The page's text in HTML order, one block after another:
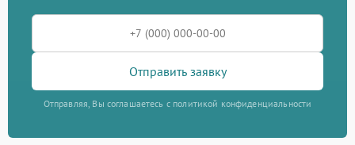
Отправить заявку
Отправляя, Вы соглашаетесь с политикой конфиденциальности